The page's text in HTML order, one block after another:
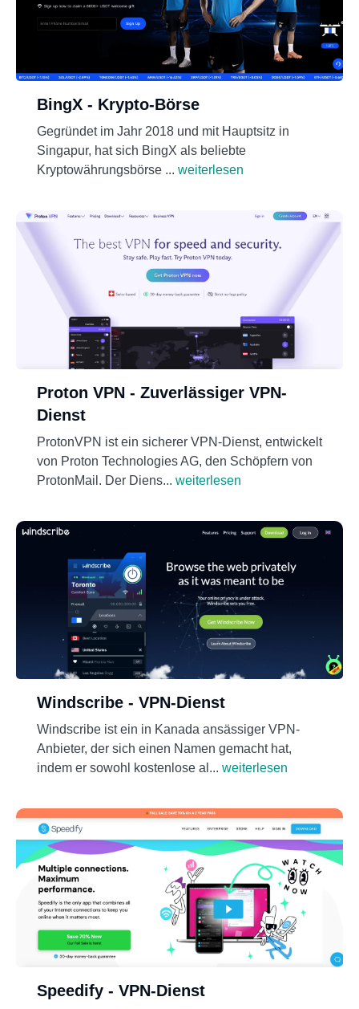
BingX - Krypto-Börse
Gegründet im Jahr 2018 und mit Hauptsitz in
Singapur, hat sich BingX als beliebte
Kryptowährungsbörse ... weiterlesen
Proton VPN - Zuverlässiger VPN-
Dienst
ProtonVPN ist ein sicherer VPN-Dienst, entwickelt
von Proton Technologies AG, den Schöpfern von
ProtonMail. Der Diens... weiterlesen
Windscribe - VPN-Dienst
Windscribe ist ein in Kanada ansässiger VPN-
Anbieter, der sich einen Namen gemacht hat,
indem er sowohl kostenlose al... weiterlesen
Speedify - VPN-Dienst